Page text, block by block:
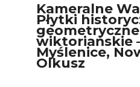
Kameralne
Płytki
wiktoriańskie
Myślenice,
Olkusz